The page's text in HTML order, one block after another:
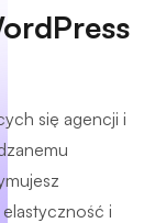
się agencji i
i